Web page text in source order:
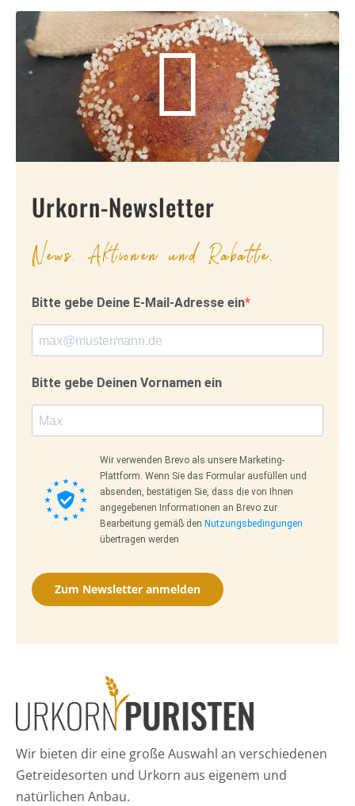
Urkorn-Newsletter
News, Aktionen und Rabatte.
Bitte gebe Deine E-Mail-Adresse ein
Bitte gebe Deinen Vornamen ein
Wir verwenden Brevo als unsere Marketing-
Plattform. Wenn Sie das Formular ausfüllen und
absenden, bestätigen Sie, dass die von Ihnen
angegebenen Informationen an Brevo zur
Bearbeitung gemäß den Nutzungsbedingungen
übertragen werden
Zum Newsletter anmelden
Wir bieten dir eine große Auswahl an verschiedenen
Getreidesorten und Urkorn aus eigenem und
natürlichen Anbau.